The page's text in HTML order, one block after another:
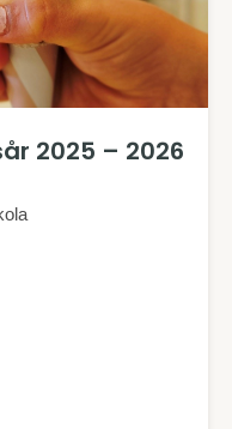
2025 – 2026